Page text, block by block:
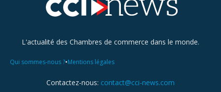
L'actualité des Chambres de commerce dans le monde.
Qui sommes-nous ?•Mentions légales
Contactez-nous: contact@cci-news.com